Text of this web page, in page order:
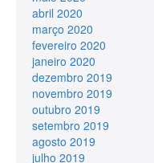
abril 2020
março 2020
fevereiro 2020
janeiro 2020
dezembro 2019
novembro 2019
outubro 2019
setembro 2019
agosto 2019
julho 2019